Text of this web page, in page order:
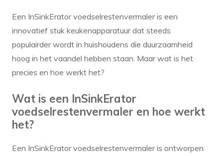
Een InSinkErator voedselrestenvermaler is een
innovatief stuk keukenapparatuur dat steeds
populairder wordt in huishoudens die duurzaamheid
hoog in het vaandel hebben staan. Maar wat is het
precies en hoe werkt het?
Wat is een InSinkErator
voedselrestenvermaler en hoe werkt
het?
Een InSinkErator voedselrestenvermaler is ontworpen